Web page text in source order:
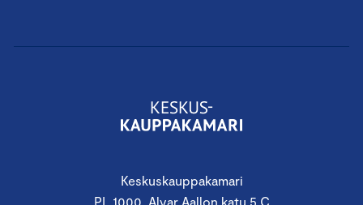
Keskuskauppakamari
PL 1000, Alvar Aallon katu 5 C